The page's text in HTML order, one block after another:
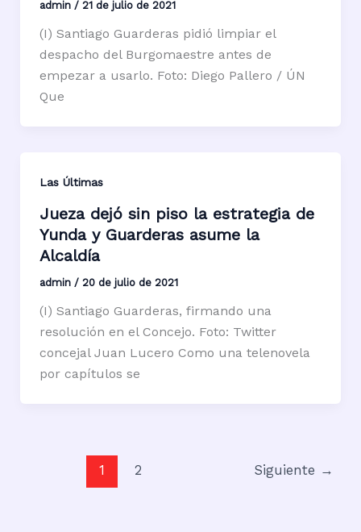
admin / 21 de julio de 2021
(I) Santiago Guarderas pidió limpiar el
despacho del Burgomaestre antes de
empezar a usarlo. Foto: Diego Pallero / ÚN
Que
Las Últimas
Jueza dejó sin piso la estrategia de
Yunda y Guarderas asume la
Alcaldía
admin / 20 de julio de 2021
(I) Santiago Guarderas, firmando una
resolución en el Concejo. Foto: Twitter
concejal Juan Lucero Como una telenovela
por capítulos se
1 2 Siguiente →